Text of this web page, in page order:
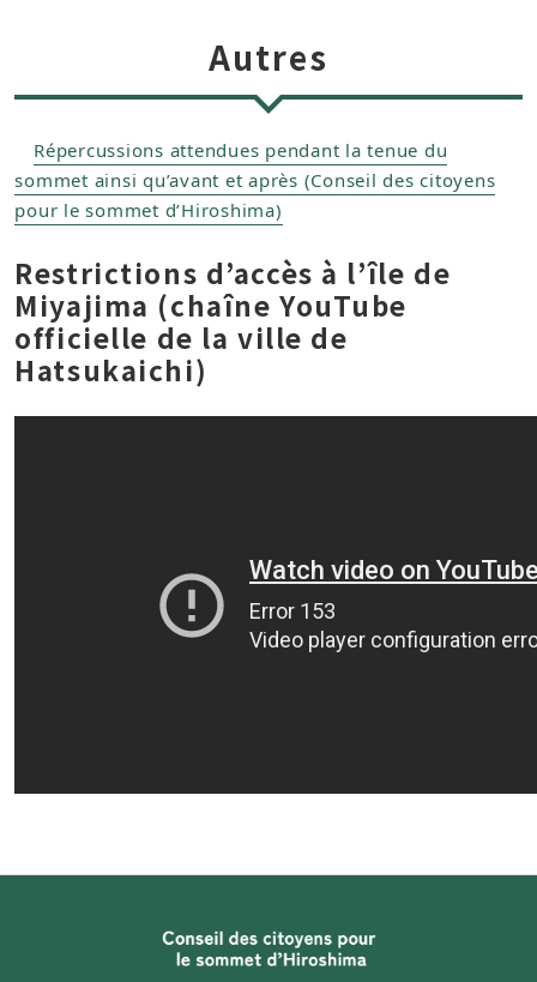
Autres
Répercussions attendues pendant la tenue du
sommet ainsi qu’avant et après (Conseil des citoyens
pour le sommet d’Hiroshima)
Restrictions d’accès à l’île de
Miyajima (chaîne YouTube
officielle de la ville de
Hatsukaichi)